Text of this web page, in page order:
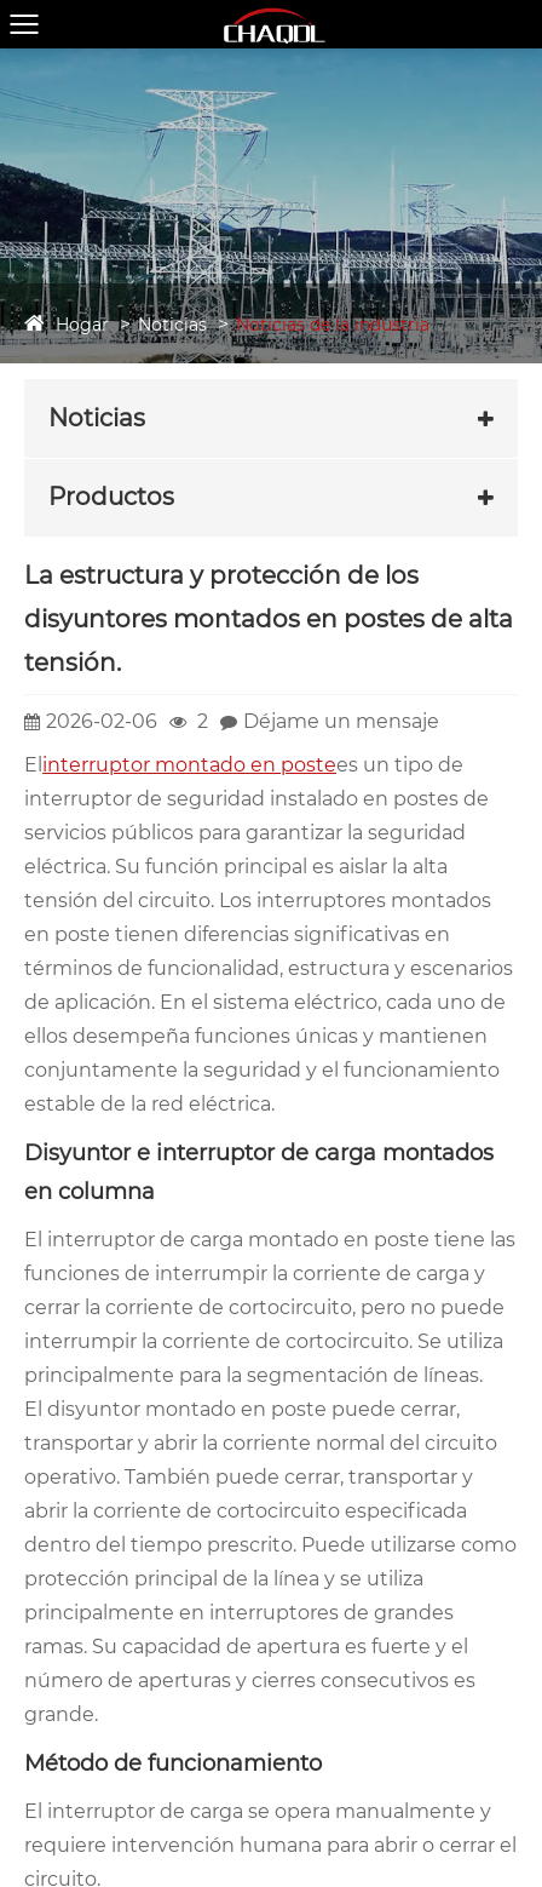
Hogar Noticias Noticias de la industria
Noticias
Productos
La estructura y protección de los
disyuntores montados en postes de alta
tensión.
2026-02-06 2
Déjame un mensaje
El interruptor montado en postees un tipo de
interruptor de seguridad instalado en postes de
servicios públicos para garantizar la seguridad
eléctrica. Su función principal es aislar la alta
tensión del circuito. Los interruptores montados
en poste tienen diferencias significativas en
términos de funcionalidad, estructura y escenarios
de aplicación. En el sistema eléctrico, cada uno de
ellos desempeña funciones únicas y mantienen
conjuntamente la seguridad y el funcionamiento
estable de la red eléctrica.
Disyuntor e interruptor de carga montados
en columna
El interruptor de carga montado en poste tiene las
funciones de interrumpir la corriente de carga y
cerrar la corriente de cortocircuito, pero no puede
interrumpir la corriente de cortocircuito. Se utiliza
principalmente para la segmentación de líneas.
El disyuntor montado en poste puede cerrar,
transportar y abrir la corriente normal del circuito
operativo. También puede cerrar, transportar y
abrir la corriente de cortocircuito especificada
dentro del tiempo prescrito. Puede utilizarse como
protección principal de la línea y se utiliza
principalmente en interruptores de grandes
ramas. Su capacidad de apertura es fuerte y el
número de aperturas y cierres consecutivos es
grande.
Método de funcionamiento
El interruptor de carga se opera manualmente y
requiere intervención humana para abrir o cerrar el
circuito.